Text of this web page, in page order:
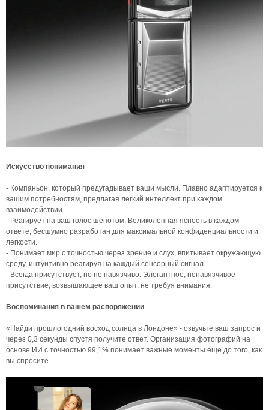
Искусство понимания
- Компаньон, который предугадывает ваши мысли. Плавно адаптируется к
вашим потребностям, предлагая легкий интеллект при каждом
взаимодействии.
- Реагирует на ваш голос шепотом. Великолепная ясность в каждом
ответе, бесшумно разработан для максимальной конфиденциальности и
легкости.
- Понимает мир с точностью через зрение и слух, впитывает окружающую
среду, интуитивно реагируя на каждый сенсорный сигнал.
- Всегда присутствует, но не навязчиво. Элегантное, ненавязчивое
присутствие, возвышающее ваш опыт, не требуя внимания.
Воспоминания в вашем распоряжении
«Найди прошлогодний восход солнца в Лондоне» - озвучьте ваш запрос и
через 0,3 секунды спустя получите ответ. Организация фотографий на
основе ИИ с точностью 99,1% понимает важные моменты еще до того, как
вы спросите.